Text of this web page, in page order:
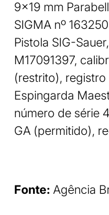
9×19 mm
SIGMA nº
Pistola SIG-
M17091397,
(restrito), registro
Espingarda
número de série
GA (permitido),
Fonte: Agência